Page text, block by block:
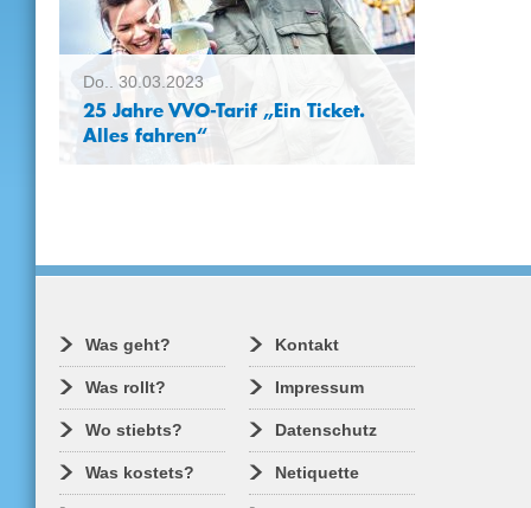
Do.. 30.03.2023
25 Jahre VVO-Tarif „Ein Ticket.
Alles fahren“
Was geht?
Was rollt?
Wo stiebts?
Was kostets?
Kontakt
Impressum
Datenschutz
Netiquette